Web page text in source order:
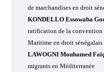
de marchandises en droit
KONDELLO Essowaba
ratification de la convention
Maritime en droit sénégalais
LAWOGNI Mouhamed
migrants en Méditerranée